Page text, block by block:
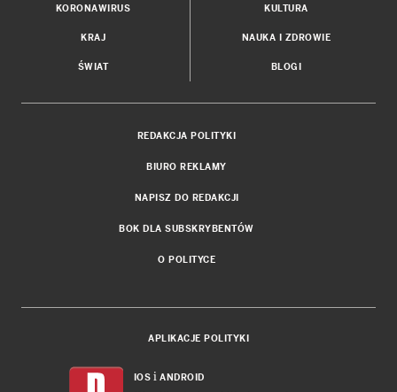
KORONAWIRUS
KRAJ
ŚWIAT
KULTURA
NAUKA I ZDROWIE
BLOGI
REDAKCJA POLITYKI
BIURO REKLAMY
NAPISZ DO REDAKCJI
BOK DLA SUBSKRYBENTÓW
O POLITYCE
APLIKACJE POLITYKI
IOS i ANDROID